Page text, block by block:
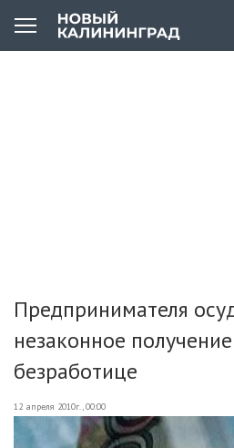
Предпринимателя
незаконное
безработице
12 апреля 2010г., 00:00